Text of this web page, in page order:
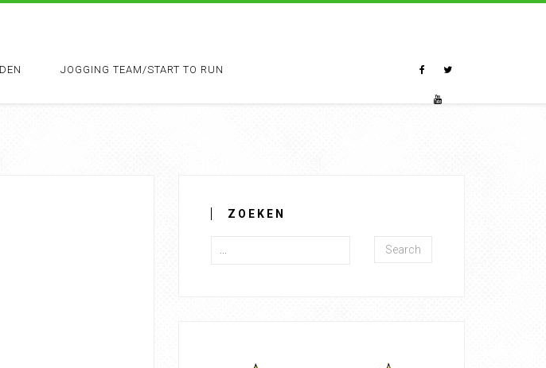
JOGGING TEAM/START TO RUN
ZOEKEN
Search